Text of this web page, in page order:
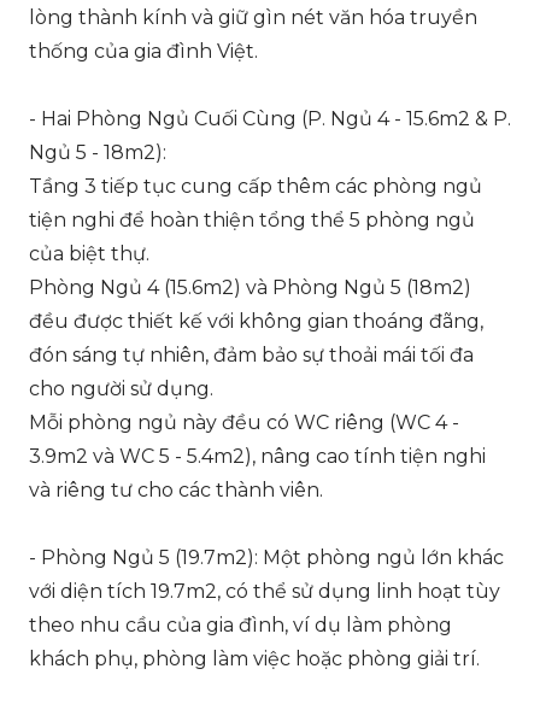
lòng thành kính và giữ gìn nét văn hóa truyền
thống của gia đình Việt.
- Hai Phòng Ngủ Cuối Cùng (P. Ngủ 4 - 15.6m2 & P.
Ngủ 5 - 18m2):
Tầng 3 tiếp tục cung cấp thêm các phòng ngủ
tiện nghi để hoàn thiện tổng thể 5 phòng ngủ
của biệt thự.
Phòng Ngủ 4 (15.6m2) và Phòng Ngủ 5 (18m2)
đều được thiết kế với không gian thoáng đãng,
đón sáng tự nhiên, đảm bảo sự thoải mái tối đa
cho người sử dụng.
Mỗi phòng ngủ này đều có WC riêng (WC 4 -
3.9m2 và WC 5 - 5.4m2), nâng cao tính tiện nghi
và riêng tư cho các thành viên.
- Phòng Ngủ 5 (19.7m2): Một phòng ngủ lớn khác
với diện tích 19.7m2, có thể sử dụng linh hoạt tùy
theo nhu cầu của gia đình, ví dụ làm phòng
khách phụ, phòng làm việc hoặc phòng giải trí.